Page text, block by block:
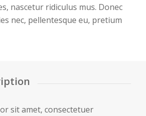
nascetur ridiculus mus. Donec
nec, pellentesque eu, pretium
sit amet, consectetuer